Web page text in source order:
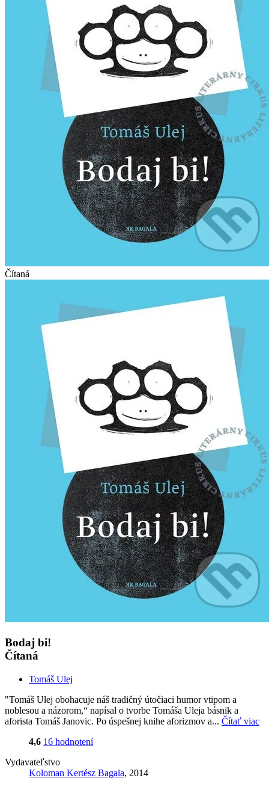
Čítaná
Bodaj bi!
Čítaná
Tomáš Ulej
"Tomáš Ulej obohacuje náš tradičný útočiaci humor vtipom a
noblesou a názorom,“ napísal o tvorbe Tomáša Uleja básnik a
aforista Tomáš Janovic. Po úspešnej knihe aforizmov a... Čítať viac
4,6 16 hodnotení
Vydavateľstvo
Koloman Kertész Bagala, 2014